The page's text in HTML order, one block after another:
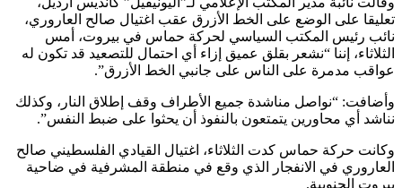
تعليقا على الوضع على الخط الأزرق عقب اغتيال صالح العاروري،
نائب رئيس المكتب السياسي لحركة حماس في بيروت، أمس
الثلاثاء، إننا “نشعر بقلق عميق إزاء أي احتمال للتصعيد قد تكون له
عواقب مدمرة على الناس على جانبي الخط الأزرق”.
وأضافت: “نواصل مناشدة جميع الأطراف وقف إطلاق النار، وكذلك
نناشد أي محاورين يتمتعون بالنفوذ أن يحثوا على ضبط النفس”.
وكانت حركة حماس كدت الثلاثاء، اغتيال القيادي الفلسطيني صالح
العاروري في الانفجار الذي وقع في منطقة المشرفية في ضاحية
بيروت الجنوبية.